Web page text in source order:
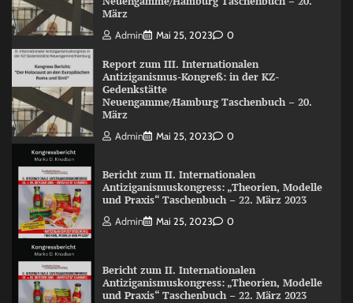
März
Admin Mai 25, 2023 0
Report zum III. Internationalen
Antiziganismus-Kongreß: in der KZ-
Gedenkstätte
Neuengamme/Hamburg Taschenbuch – 20.
März
Admin Mai 25, 2023 0
Bericht zum II. Internationalen
Antiziganismuskongress: „Theorien, Modelle
und Praxis“ Taschenbuch – 22. März 2023
Admin Mai 25, 2023 0
Bericht zum II. Internationalen
Antiziganismuskongress: „Theorien, Modelle
und Praxis“ Taschenbuch – 22. März 2023